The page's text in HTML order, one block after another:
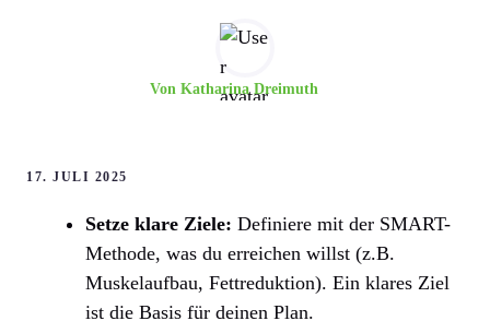
Von Katharina Dreimuth
17. JULI 2025
Setze klare Ziele: Definiere mit der SMART-
Methode, was du erreichen willst (z.B.
Muskelaufbau, Fettreduktion). Ein klares Ziel
ist die Basis für deinen Plan.